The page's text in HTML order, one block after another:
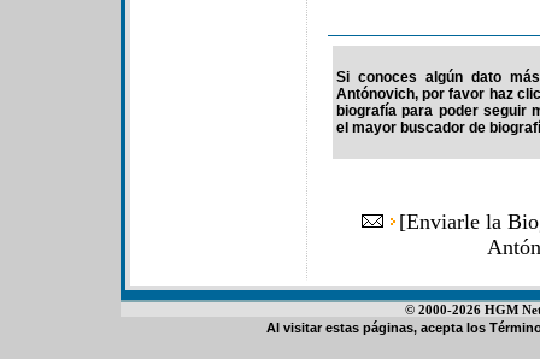
Si conoces algún dato
Antónovich, por favor haz
biografía para poder seguir
el mayor buscador de
[Enviarle la
© 2000-2026 HGM
Al visitar estas páginas, acepta los